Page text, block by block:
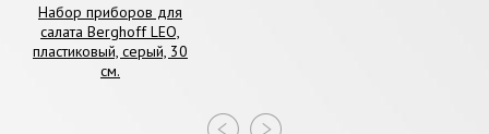
Набор приборов для
салата Berghoff LEO,
пластиковый, серый, 30
см.